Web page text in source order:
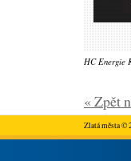
HC Energie
« Zpět
Zlatá města ©